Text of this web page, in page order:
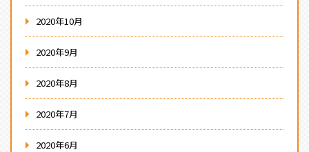
2020年10月
2020年9月
2020年8月
2020年7月
2020年6月